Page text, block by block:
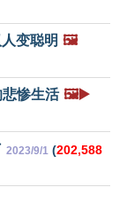
变聪明 🖼️
惨生活 🖼️▶️
2023/9/1 (202,588